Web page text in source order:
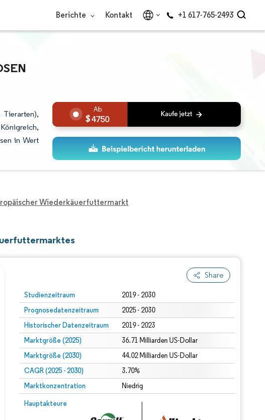
Berichte Kontakt +1 617-765-2493
(
in Wert
4750
Wiederkäuerfuttermarkt
Share
Studienzeitraum 2019 - 2030
Prognosedatenzeitraum 2025 - 2030
Historischer Datenzeitraum 2019 - 2023
Marktgröße (2025) 36.71 Milliarden US-Dollar
Marktgröße (2030) 44.02 Milliarden US-Dollar
CAGR (2025 - 2030) 3.70%
Marktkonzentration Niedrig
Hauptakteure